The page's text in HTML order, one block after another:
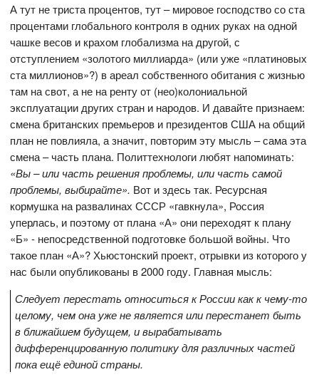
А тут не триста процентов, тут – мировое господство со ста
процентами глобального контроля в одних руках на одной
чашке весов и крахом глобализма на другой, с
отступлением «золотого миллиарда» (или уже «платиновых
ста миллионов»?) в ареал собственного обитания с жизнью
там на свот, а не на ренту от (нео)колониальной
эксплуатации других стран и народов. И давайте признаем:
смена британских премьеров и президентов США на общий
план не повлияла, а значит, повторим эту мысль – сама эта
смена – часть плана. Политтехнологи любят напоминать:
«Вы – или часть решения проблемы, или часть самой
проблемы, выбирайте». Вот и здесь так. Ресурсная
кормушка на развалинах СССР «гавкнула», Россия
уперлась, и поэтому от плана «А» они переходят к плану
«Б» - непосредственной подготовке большой войны. Что
такое план «А»? Хьюстонский проект, отрывки из которого у
нас были опубликованы в 2000 году. Главная мысль:
Следует перестать относиться к России как к чему-то
целому, чем она уже не является или перестанет быть
в ближайшем будущем, и вырабатывать
дифференцированную политику для различных частей
пока ещё единой страны.